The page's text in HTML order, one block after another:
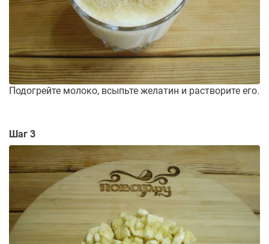
Подогрейте молоко, всыпьте желатин и растворите его.
Шаг 3